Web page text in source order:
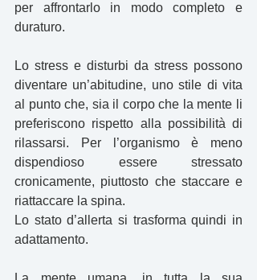
per affrontarlo in modo completo e
duraturo.
Lo stress e disturbi da stress possono
diventare un’abitudine, uno stile di vita
al punto che, sia il corpo che la mente li
preferiscono rispetto alla possibilità di
rilassarsi. Per l’organismo è meno
dispendioso essere stressato
cronicamente, piuttosto che staccare e
riattaccare la spina.
Lo stato d’allerta si trasforma quindi in
adattamento.